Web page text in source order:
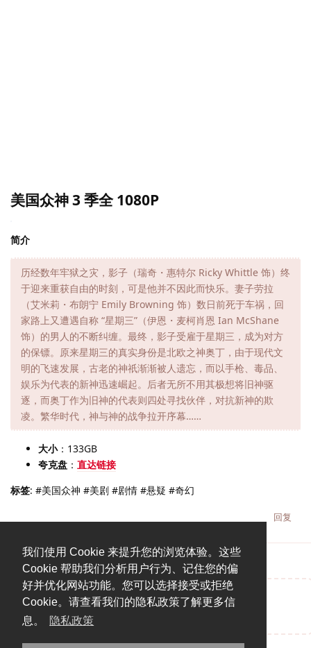
我们使用 Cookie 来提升您的浏览体验。这些
Cookie 帮助我们分析用户行为、记住您的偏
好并优化网站功能。您可以选择接受或拒绝
Cookie。请查看我们的隐私政策了解更多信
息。
隐私政策
美国众神 3 季全 1080P
简介
历经数年牢狱之灾，影子（瑞奇・惠特尔 Ricky Whittle 饰）终
于迎来重获自由的时刻，可是他并不因此而快乐。妻子劳拉
（艾米莉・布朗宁 Emily Browning 饰）数日前死于车祸，回
家路上又遭遇自称 “星期三”（伊恩・麦柯肖恩 Ian McShane
饰）的男人的不断纠缠。最终，影子受雇于星期三，成为对方
的保镖。原来星期三的真实身份是北欧之神奥丁，由于现代文
明的飞速发展，古老的神祇渐渐被人遗忘，而以手枪、毒品、
娱乐为代表的新神迅速崛起。后者无所不用其极想将旧神驱
逐，而奥丁作为旧神的代表则四处寻找伙伴，对抗新神的欺
凌。繁华时代，神与神的战争拉开序幕……
大小：133GB
夸克盘 ： 直达链接
标签: #美国众神 #美剧 #剧情 #悬疑 #奇幻
回复
说点什么吧...